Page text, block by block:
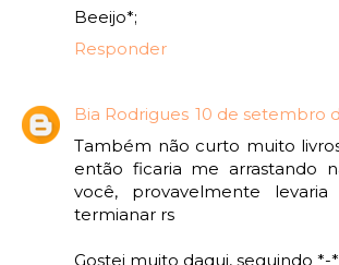
Beeijo*;
Responder
Bia Rodrigues 10 de setembro
Também não curto muito
então ficaria me arrastando
você, provavelmente levaria
termianar rs
Gostei muito daqui, seguindo *-*